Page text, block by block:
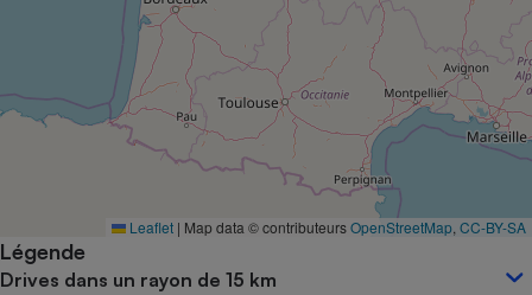
Leaflet | Map data © contributeursOpenStreetMap CC-BY-SA
Légende
Drives dans un rayon de 15 km
Complément
alimentaire
Assurance emprunteur
Banque
Petit électroménager -
Matelas
Mutuelle